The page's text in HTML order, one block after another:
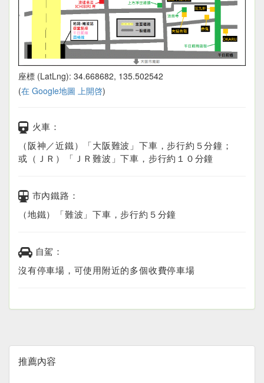
座標 (LatLng): 34.668682, 135.502542
(在 Google地圖 上開啓)
火車：
（阪神／近鐵）「大阪難波」下車，步行約５分鐘；
或（ＪＲ）「ＪＲ難波」下車，步行約１０分鐘
市內鐵路：
（地鐵）「難波」下車，步行約５分鐘
自駕：
沒有停車場，可使用附近的多個收費停車場
推薦內容